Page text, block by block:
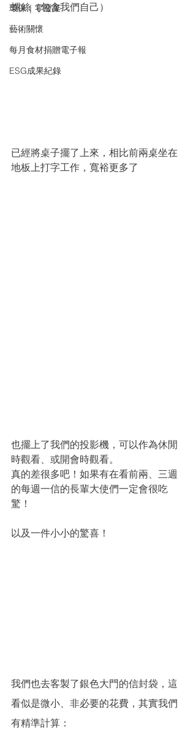
環保｜零廢棄
藝術關懷
每月食材捐贈電子報
ESG成果紀錄
螺絲（包含我們自己）
已經將桌子擺了上來，相比前兩桌坐在
地板上打字工作，寬裕更多了
也擺上了我們的投影機，可以作為休閒
時觀看、或開會時觀看。
真的差很多吧！如果有在看前兩、三週
的每週一信的長輩大使們一定會很吃
驚！
以及一件小小的驚喜！
我們也去客製了銀色大門的信封袋，這
看似是微小、非必要的花費，其實我們
有精準計算：